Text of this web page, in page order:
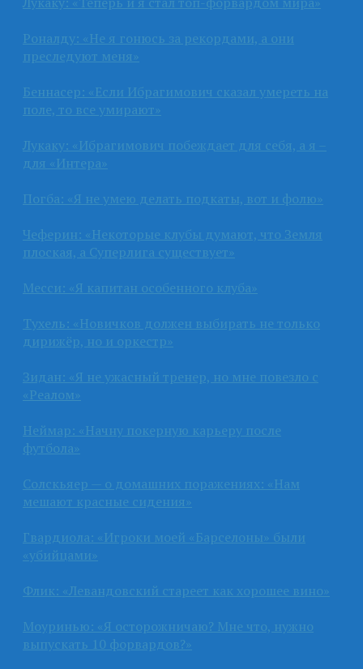
Роналду: «Не я гонюсь за рекордами, а они
преследуют меня»
Беннасер: «Если Ибрагимович сказал умереть на
поле, то все умирают»
Лукаку: «Ибрагимович побеждает для себя, а я –
для «Интера»
Погба: «Я не умею делать подкаты, вот и фолю»
Чеферин: «Некоторые клубы думают, что Земля
плоская, а Суперлига существует»
Месси: «Я капитан особенного клуба»
Тухель: «Новичков должен выбирать не только
дирижёр, но и оркестр»
Зидан: «Я не ужасный тренер, но мне повезло с
«Реалом»
Неймар: «Начну покерную карьеру после
футбола»
Солскьяер — о домашних поражениях: «Нам
мешают красные сидения»
Гвардиола: «Игроки моей «Барселоны» были
«убийцами»
Флик: «Левандовский стареет как хорошее вино»
Моуринью: «Я осторожничаю? Мне что, нужно
выпускать 10 форвардов?»